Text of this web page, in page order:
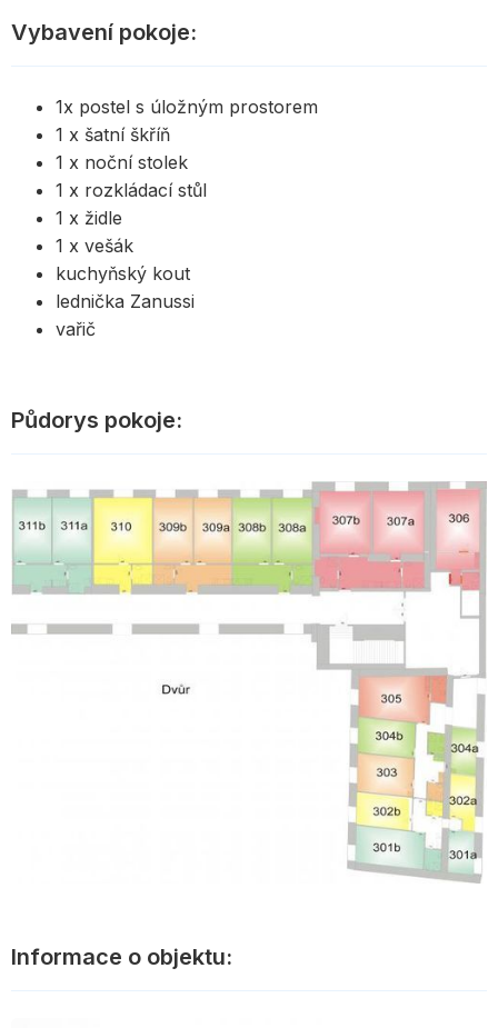
Půdorys pokoje:
Vybavení pokoje:
1x postel s úložným prostorem
1 x šatní škříň
1 x noční stolek
1 x rozkládací stůl
1 x židle
1 x vešák
kuchyňský kout
lednička Zanussi
vařič
Informace o objektu: